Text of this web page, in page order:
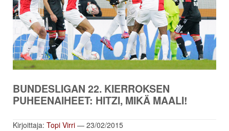
BUNDESLIGAN 22. KIERROKSEN
PUHEENAIHEET: HITZI, MIKÄ MAALI!
Kirjoittaja: Topi Virri — 23/02/2015